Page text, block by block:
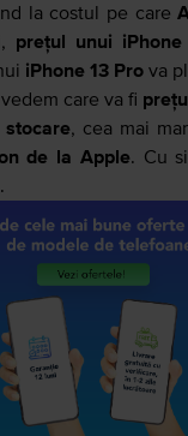
la costul pe care
prețul unui
iPhone 13 Pro va
care va fi
stocare, cea mai
de la Apple. Cu
.